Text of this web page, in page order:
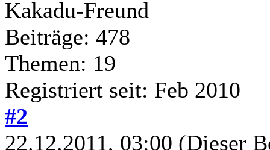
Kakadu-Freund
Beiträge: 478
Themen: 19
Registriert seit: Feb 2010
#2
22.12.2011, 03:00 (Dieser